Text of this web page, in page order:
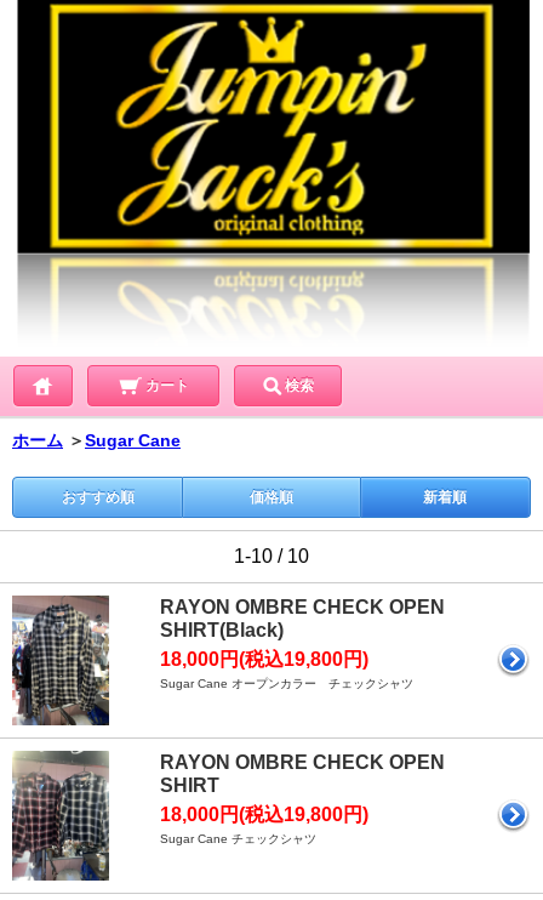
カート 検索
ホーム ＞Sugar Cane
おすすめ順 価格順 新着順
1-10 / 10
RAYON OMBRE CHECK OPEN
SHIRT(Black)
18,000円(税込19,800円)
Sugar Cane オープンカラー チェックシャツ
RAYON OMBRE CHECK OPEN
SHIRT
18,000円(税込19,800円)
Sugar Cane チェックシャツ